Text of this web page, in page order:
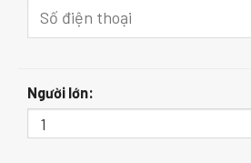
Người lớn: